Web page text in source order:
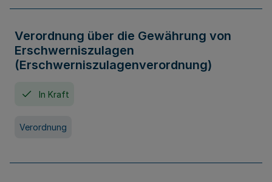
Verordnung über die Gewährung von
Erschwerniszulagen
(Erschwerniszulagenverordnung)
In Kraft
Verordnung